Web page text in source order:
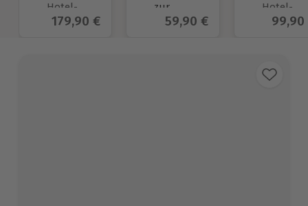
Hotel-
Auswahl
Aktueller Preis
179,90 €
zur
Halbpension
Aktueller Preis
59,90 €
Hotel-
Auswahl
99,90